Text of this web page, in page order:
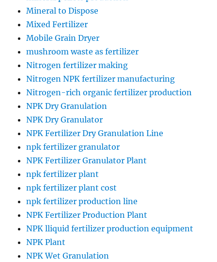
Mineral to Dispose
Mixed Fertilizer
Mobile Grain Dryer
mushroom waste as fertilizer
Nitrogen fertilizer making
Nitrogen NPK fertilizer manufacturing
Nitrogen-rich organic fertilizer production
NPK Dry Granulation
NPK Dry Granulator
NPK Fertilizer Dry Granulation Line
npk fertilizer granulator
NPK Fertilizer Granulator Plant
npk fertilizer plant
npk fertilizer plant cost
npk fertilizer production line
NPK Fertilizer Production Plant
NPK lliquid fertilizer production equipment
NPK Plant
NPK Wet Granulation